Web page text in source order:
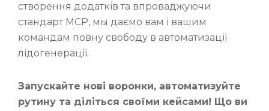
створення додатків та впроваджуючи
стандарт MCP, мы даємо вам і вашим
командам повну свободу в автоматизації
лідогенерації.
Запускайте нові воронки, автоматизуйте
рутину та діліться своїми кейсами! Що ви